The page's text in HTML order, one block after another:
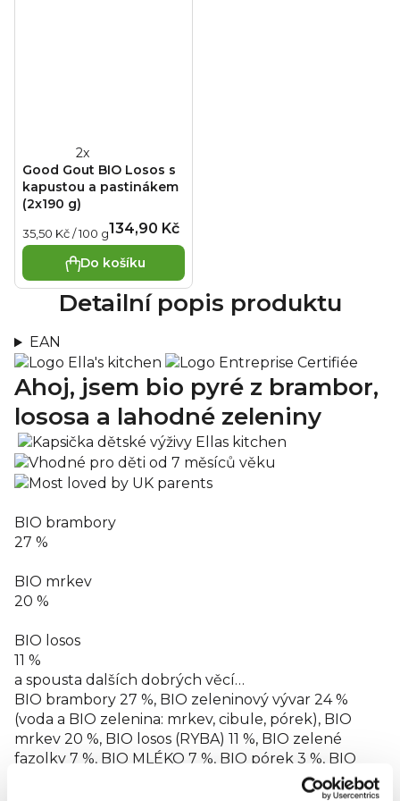
Good Gout BIO Losos s
kapustou a pastinákem
(2x190 g)
Průměrné
hodnocení
produktu
3,0
5
hvězdiček.
134,90 Kč
Měrná
cena:
35,50 Kč / 100 g
Do košíku
Detailní popis produktu
EAN
Ahoj, jsem bio pyré z brambor,
lososa a lahodné zeleniny
BIO brambory
27 %
BIO mrkev
20 %
BIO losos
11 %
a spousta dalších dobrých věcí…
BIO brambory 27 %, BIO zeleninový vývar 24 %
(voda a BIO zelenina: mrkev, cibule, pórek), BIO
mrkev 20 %, BIO losos (RYBA) 11 %, BIO zelené
fazolky 7 %, BIO MLÉKO 7 %, BIO pórek 3 %, BIO
vysokotučná smetana (MLÉKO) 2 %, BIO petržel